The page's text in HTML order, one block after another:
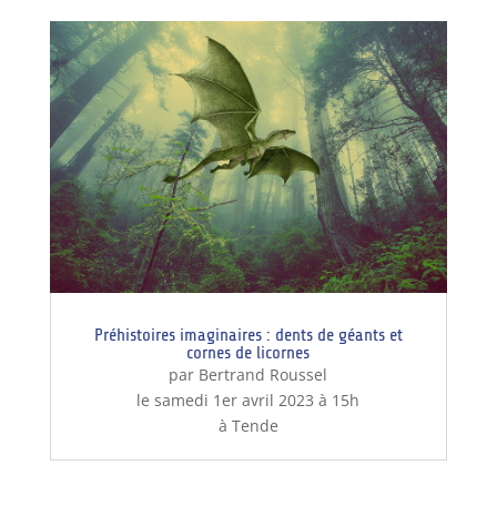
Préhistoires imaginaires : dents de géants et
cornes de licornes
par Bertrand Roussel
le samedi 1er avril 2023 à 15h
à Tende